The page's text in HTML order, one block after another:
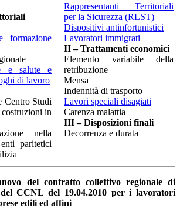
formazione
e salute e
di lavoro
Centro Studi
costruzioni in
nella
paritetici
Rappresentanti Territoriali
per la Sicurezza (RLST)
Dispositivi antinfortunistici
Lavoratori immigrati
II – Trattamenti economici
Elemento variabile della
retribuzione
Mensa
Indennità di trasporto
Lavori speciali disagiati
Carenza malattia
III – Disposizioni finali
Decorrenza e durata
del contratto collettivo regionale di
CCNL del 19.04.2010 per i lavoratori
edili ed affini